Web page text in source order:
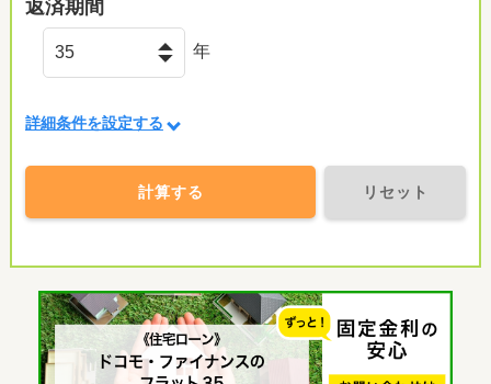
返済期間
年
詳細条件を設定する
計算する リセット